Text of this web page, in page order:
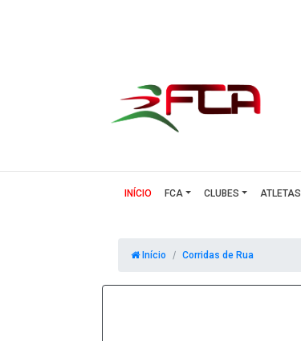
INÍCIO(CURRENT)
FCA CLUBES ATLETAS
Início Corridas de Rua